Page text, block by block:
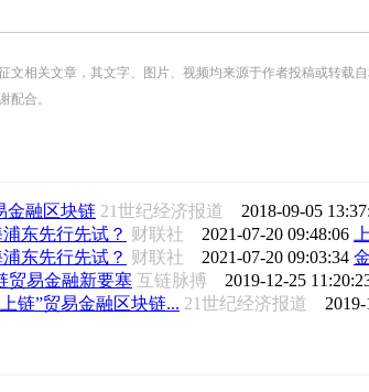
文相关文章，其文字、图片、视频均来源于作者投稿或转载
配合。
金融区块链 21世纪经济报道 2018-09-05
东先行先试？ 财联社 2021-07-20 09:48:06
东先行先试？ 财联社 2021-07-20 09:03:34
贸易金融新要塞 互链脉搏 2019-12-25
链”贸易金融区块链... 21世纪经济报道